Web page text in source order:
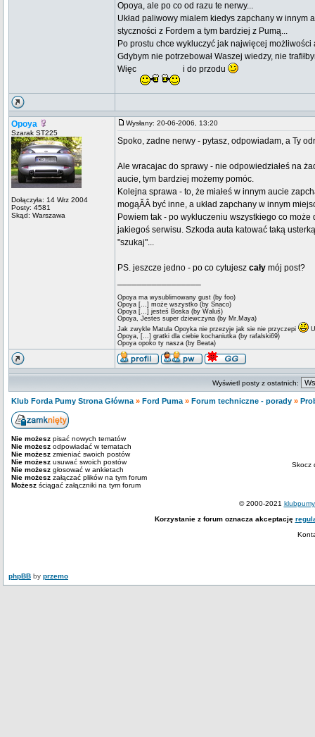
Opoya, ale po co od razu te nerwy...
Układ paliwowy mialem kiedys zapchany w innym
styczności z Fordem a tym bardziej z Pumą...
Po prostu chce wykluczyć jak najwięcej
Gdybym nie potrzebował Waszej wiedzy, nie
Więc
i do przodu
Opoya
Szarak ST225
Dołączyła: 14 Wrz 2004
Posty: 4581
Skąd: Warszawa
Wysłany: 20-06-2006, 13:20
Spoko, zadne nerwy - pytasz, odpowiadam, a Ty
Ale wracajac do sprawy - nie odpowiedziałeś na
aucie, tym bardziej możemy pomóc.
Kolejna sprawa - to, że miałeś w innym aucie
mogąĂÂ być inne, a układ zapchany w innym
Powiem tak - po wykluczeniu wszystkiego co
jakiegoś serwisu. Szkoda auta katować taką
"szukaj"...
PS. jeszcze jedno - po co cytujesz cały mój post?
Opoya ma wysublimowany gust (by foo)
Opoya [...] może wszystko (by Snaco)
Opoya [...] jesteś Boska (by Waluś)
Opoya, Jestes super dziewczyna (by Mr.Maya)
Jak zwykle Matula Opoyka nie przezyje jak sie nie przyczepi
Opoya, [...] gratki dla ciebie kochaniutka (by rafalski69)
Opoya opoko ty nasza (by Beata)
Wyświetl posty z ostatnich:
Klub Forda Pumy Strona Główna » Ford Puma » Forum techniczne - porady »
Nie możesz pisać nowych tematów
Nie możesz odpowiadać w tematach
Nie możesz zmieniać swoich postów
Nie możesz usuwać swoich postów
Nie możesz głosować w ankietach
Nie możesz załączać plików na tym forum
Możesz ściągać załączniki na tym forum
Skocz
© 2000-2021
Korzystanie z forum oznacza akceptację
phpBB by przemo